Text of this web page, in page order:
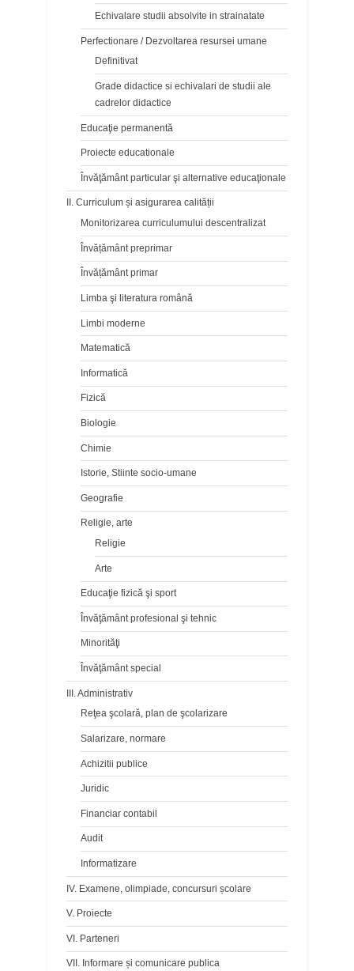
Echivalare studii absolvite in strainatate
Perfectionare / Dezvoltarea resursei umane
Definitivat
Grade didactice si echivalari de studii ale
cadrelor didactice
Educaţie permanentă
Proiecte educationale
Învăţământ particular şi alternative educaţionale
II. Curriculum și asigurarea calității
Monitorizarea curriculumului descentralizat
Învățământ preprimar
Învățământ primar
Limba şi literatura română
Limbi moderne
Matematică
Informatică
Fizică
Biologie
Chimie
Istorie, Stiinte socio-umane
Geografie
Religie, arte
Religie
Arte
Educaţie fizică şi sport
Învăţământ profesional şi tehnic
Minorităţi
Învăţământ special
III. Administrativ
Reţea şcolară, plan de şcolarizare
Salarizare, normare
Achizitii publice
Juridic
Financiar contabil
Audit
Informatizare
IV. Examene, olimpiade, concursuri școlare
V. Proiecte
VI. Parteneri
VII. Informare și comunicare publica